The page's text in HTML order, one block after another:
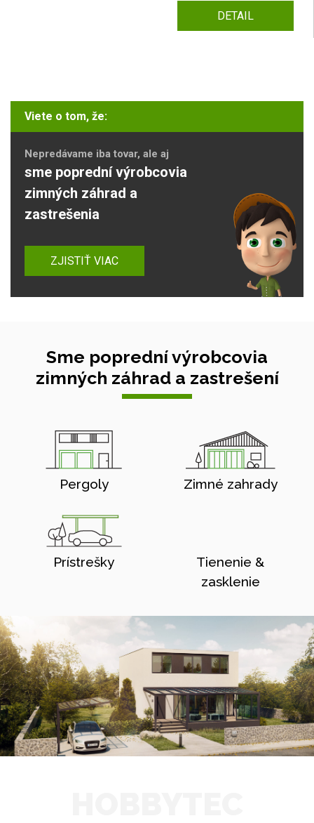
DETAIL
Viete o tom, že:
Nepredávame iba tovar, ale aj
sme poprední výrobcovia
zimných záhrad a
zastrešenia
ZJISTIŤ VIAC
Sme poprední výrobcovia
zimných záhrad a zastrešení
Pergoly Zimné zahrady
Prístrešky
Tienenie &
zasklenie